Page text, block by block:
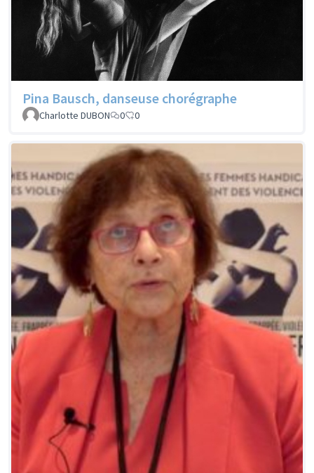
Pina Bausch, danseuse chorégraphe
Charlotte DUBON 0 0